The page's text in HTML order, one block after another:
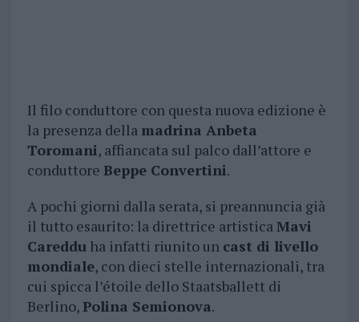
Il filo conduttore con questa nuova edizione è
la presenza della madrina Anbeta
Toromani, affiancata sul palco dall’attore e
conduttore Beppe Convertini.
A pochi giorni dalla serata, si preannuncia già
il tutto esaurito: la direttrice artisticaMavi
Caredduha infatti riunito un cast di livello
mondiale, con dieci stelle internazionali, tra
cui spicca l’étoile dello Staatsballett di
Berlino,Polina Semionova.